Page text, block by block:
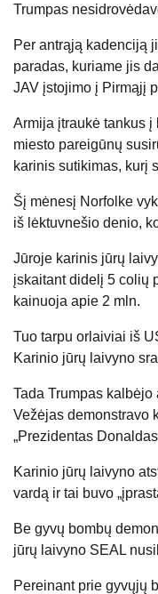
Trumpas
Per antrąją kadenciją
paradas, kuriame jis
JAV įstojimo į Pirmąjį
Armija įtraukė tankus
miesto pareigūnų
karinis sutikimas, kurį
Šį mėnesį Norfolke
iš lėktuvnešio denio,
Jūroje karinis jūrų
įskaitant didelį 5 colių
kainuoja apie 2 mln.
Tuo tarpu orlaiviai iš
Karinio jūrų laivyno
Tada Trumpas
Vežėjas demonstravo
„Prezidentas
Karinio jūrų laivyno
vardą ir tai buvo
Be gyvų bombų
jūrų laivyno SEAL
Pereinant prie gyvųjų